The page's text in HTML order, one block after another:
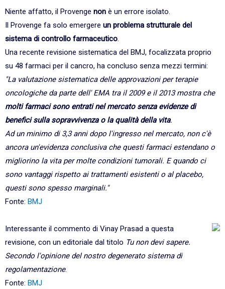
Niente affatto, il Provenge non è un errore isolato.
Il Provenge fa solo emergere un problema strutturale del
sistema di controllo farmaceutico.
Una recente revisione sistematica del BMJ, focalizzata proprio
su 48 farmaci per il cancro, ha concluso senza mezzi termini:
"La valutazione sistematica delle approvazioni per terapie
oncologiche da parte dell' EMA tra il 2009 e il 2013 mostra che
molti farmaci sono entrati nel mercato senza evidenze di
benefici sulla sopravvivenza o la qualità della vita.
Ad un minimo di 3,3 anni dopo l'ingresso nel mercato, non c'è
ancora un'evidenza conclusiva che questi farmaci estendano o
migliorino la vita per molte condizioni tumorali. E quando ci
sono vantaggi rispetto ai trattamenti esistenti o al placebo,
questi sono spesso marginali."
Fonte: BMJ
Interessante il commento di Vinay Prasad a questa
revisione, con un editoriale dal titolo Tu non devi sapere.
Secondo l'opinione del nostro degenerato sistema di
regolamentazione.
Fonte: BMJ